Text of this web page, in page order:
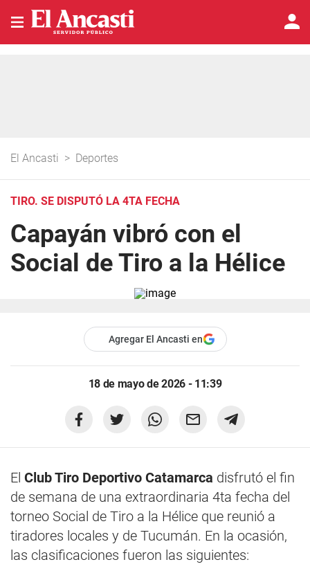
El Ancasti > Deportes
TIRO. SE DISPUTÓ LA 4TA FECHA
Capayán vibró con el
Social de Tiro a la Hélice
Agregar El Ancasti en
18 de mayo de 2026 - 11:39
El Club Tiro Deportivo Catamarca disfrutó el fin
de semana de una extraordinaria 4ta fecha del
torneo Social de Tiro a la Hélice que reunió a
tiradores locales y de Tucumán. En la ocasión,
las clasificaciones fueron las siguientes: